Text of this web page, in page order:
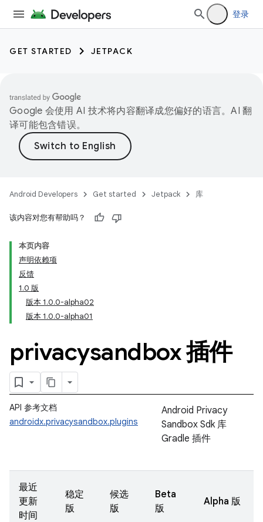
登录
GET STARTED JETPACK
Google 会使用 AI 技术将内容翻译成您偏好的语言。AI 翻
译可能包含错误。
Android Developers Get started Jetpack 库
该内容对您有帮助吗？
本页内容
声明依赖项
反馈
1.0 版
版本 1.0.0-alpha02
版本 1.0.0-alpha01
privacysandbox 插件
API 参考文档
androidx.privacysandbox.plugins
Android Privacy
Sandbox Sdk 库
Gradle 插件
最近
更新
时间
稳定
版
候选
版
Beta
版
Alpha 版